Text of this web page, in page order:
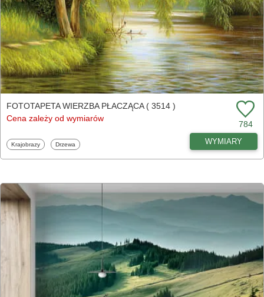
FOTOTAPETA WIERZBA PŁACZĄCA ( 3514 )
Cena zależy od wymiarów
784
Fototapety
Krajobrazy Fototapety
Drzewa WYMIARY